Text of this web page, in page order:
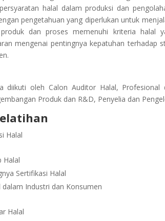
halal dalam produksi dan
pengetahuan yang diperlukan untuk
dan proses memenuhi kriteria halal
mengenai pentingnya kepatuhan terhadap
diikuti oleh Calon Auditor Halal,
Produk dan R&D, Penyelia dan
Halal
Halal
Sertifikasi Halal
dalam Industri dan Konsumen
Halal